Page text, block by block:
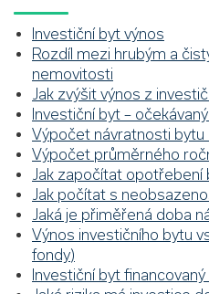
Investiční byt výnos
Rozdíl mezi hrubým a
nemovitosti
Jak zvýšit výnos z
Investiční byt –
Výpočet návratnosti bytu
Výpočet průměrného
Jak započítat opotřebení
Jak počítat s
Jaká je přiměřená doba
Výnos investičního bytu
fondy)
Investiční byt